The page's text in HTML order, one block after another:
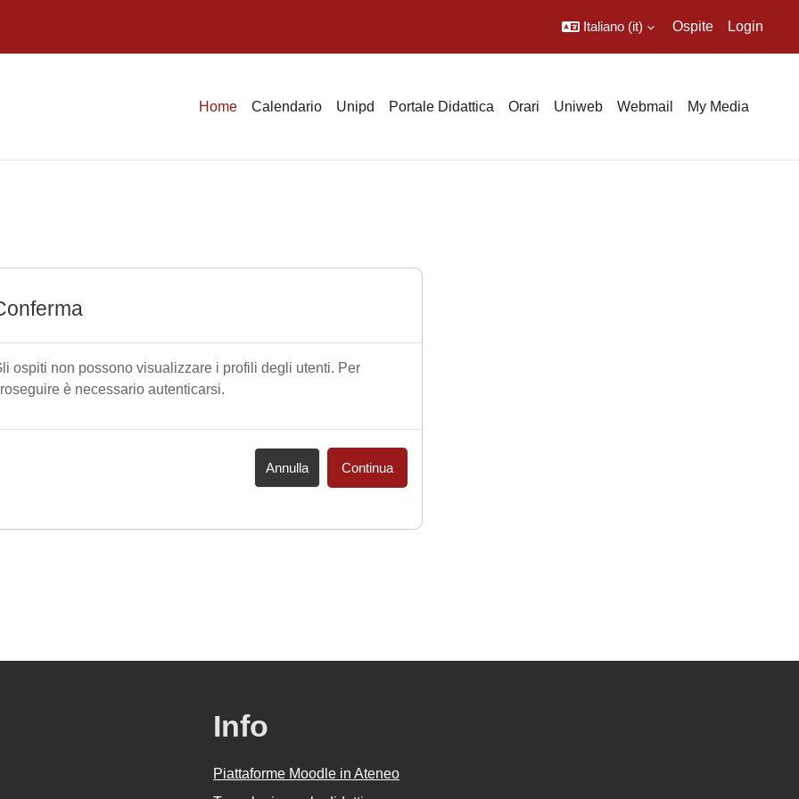
Italiano ‎(it)‎ Ospite Login
Home Calendario Unipd Portale Didattica Orari Uniweb Webmail My Media
ospiti non possono visualizzare i profili degli utenti. Per
è necessario autenticarsi.
Annulla Continua
Info
Piattaforme Moodle in Ateneo